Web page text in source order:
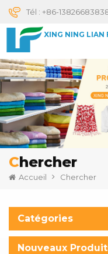
Tél : +86-
XING NING LIAN
Chercher
Accueil Chercher
Catégories
Nouveaux